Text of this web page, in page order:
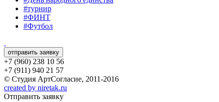
#турнир
#ФИНТ
#Футбол
отправить заявку
+7 (960) 238 10 56
+7 (911) 940 21 57
© Студия АртСогласие, 2011-2016
created by niretak.ru
Отправить заявку